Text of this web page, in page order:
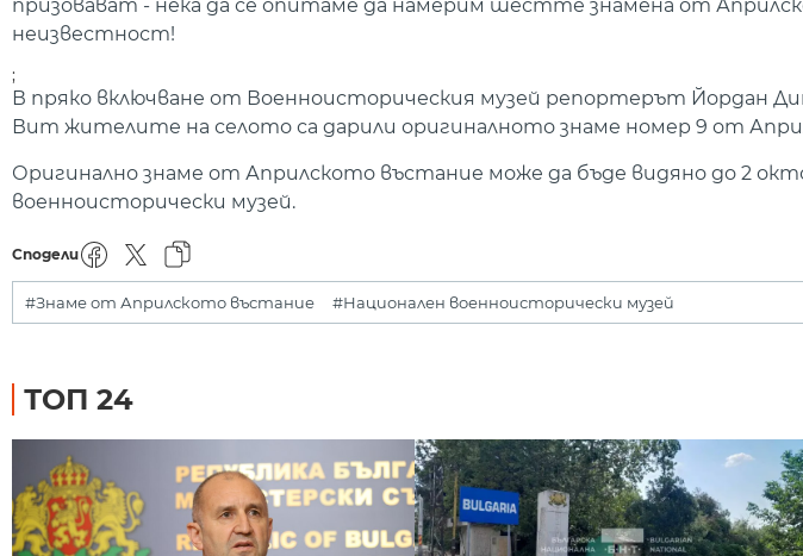
призовават - нека да се опитаме да намерим шестте знамена от
неизвестност!
;
В пряко включване от Военноисторическия музей репортерът Йордан
Вит жителите на селото са дарили оригиналното знаме номер 9 от
Оригинално знаме от Априлското въстание може да бъде видяно до 2
военноисторически музей.
Сподели
#Знаме от Априлското въстание #Национален военноисторически музей
ТОП 24